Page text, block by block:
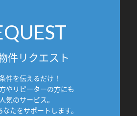
件リクエスト
件を伝えるだけ！
やリピーターの方にも
気のサービス。
たをサポートします。